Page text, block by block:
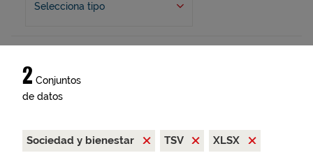
Selecciona tipo
2 Conjuntos
de datos
Sociedad y bienestar TSV
XLSX